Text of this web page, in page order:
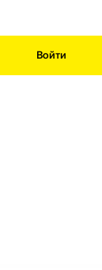
Войти